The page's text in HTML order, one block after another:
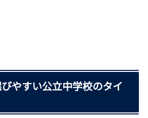
やすい公立中学校のタイ